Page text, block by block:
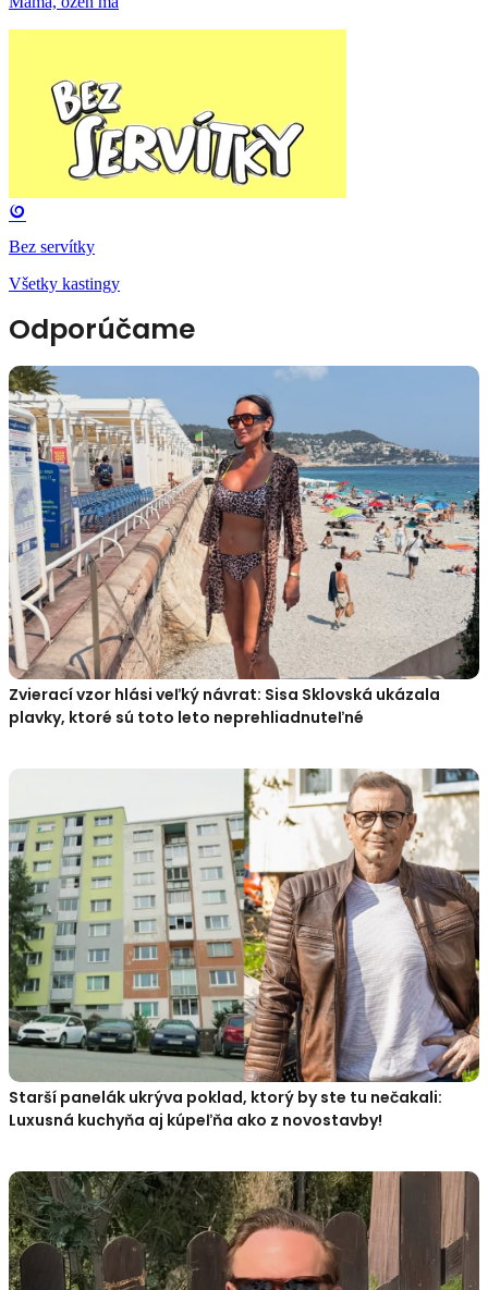
Bez servítky
Všetky kastingy
Odporúčame
Zvierací vzor hlási veľký návrat: Sisa Sklovská ukázala
plavky, ktoré sú toto leto neprehliadnuteľné
Starší panelák ukrýva poklad, ktorý by ste tu nečakali:
Luxusná kuchyňa aj kúpeľňa ako z novostavby!